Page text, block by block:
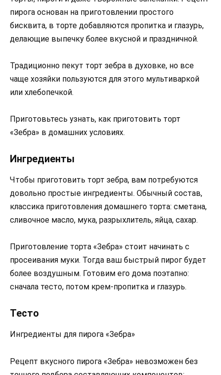
пирога основан на приготовлении простого
бисквита, в торте добавляются пропитка и глазурь,
делающие выпечку более вкусной и праздничной.
Традиционно пекут торт зебра в духовке, но все
чаще хозяйки пользуются для этого мультиваркой
или хлебопечкой.
Приготовьтесь узнать, как приготовить торт
«Зебра» в домашних условиях.
Ингредиенты
Чтобы приготовить торт зебра, вам потребуются
довольно простые ингредиенты. Обычный состав,
классика приготовления домашнего торта: сметана,
сливочное масло, мука, разрыхлитель, яйца, сахар.
Приготовление торта «Зебра» стоит начинать с
просеивания муки. Тогда ваш быстрый пирог будет
более воздушным. Готовим его дома поэтапно:
сначала тесто, потом крем-пропитка и глазурь.
Тесто
Ингредиенты для пирога «Зебра»
Рецепт вкусного пирога «Зебра» невозможен без